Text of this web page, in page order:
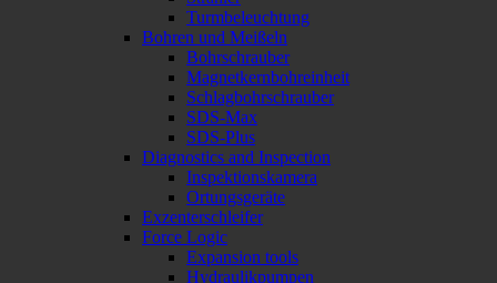
Turmbeleuchtung
Bohren und Meißeln
Bohrschrauber
Magnetkernbohreinheit
Schlagbohrschrauber
SDS-Max
SDS-Plus
Diagnostics and Inspection
Inspektionskamera
Ortungsgeräte
Exzenterschleifer
Force Logic
Expansion tools
Hydraulikpumpen